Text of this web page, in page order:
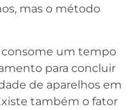
mas o método
consome um tempo
para concluir
de aparelhos em
também o fator